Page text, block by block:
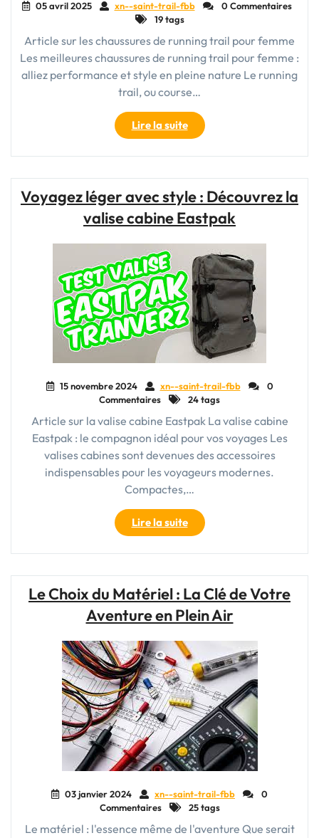
05 avril 2025 xn--saint-trail-fbb
0 Commentaires
19 tags
Article sur les chaussures de running trail pour femme
Les meilleures chaussures de running trail pour femme :
alliez performance et style en pleine nature Le running
trail, ou course…
Lire la suite"Guide
d’achat
:
la
meilleure
running
trail
pour
femme"
Voyagez léger avec style : Découvrez la
valise cabine Eastpak
15 novembre 2024 xn--saint-trail-fbb
0
Commentaires
24 tags
Article sur la valise cabine Eastpak La valise cabine
Eastpak : le compagnon idéal pour vos voyages Les
valises cabines sont devenues des accessoires
indispensables pour les voyageurs modernes.
Compactes,…
Lire la suite"Voyagez
léger
avec
Découvrez
la
cabine
Eastpak"
Le Choix du Matériel : La Clé de Votre
Aventure en Plein Air
03 janvier 2024 xn--saint-trail-fbb
0
Commentaires
25 tags
Le matériel : l'essence même de l'aventure Que serait